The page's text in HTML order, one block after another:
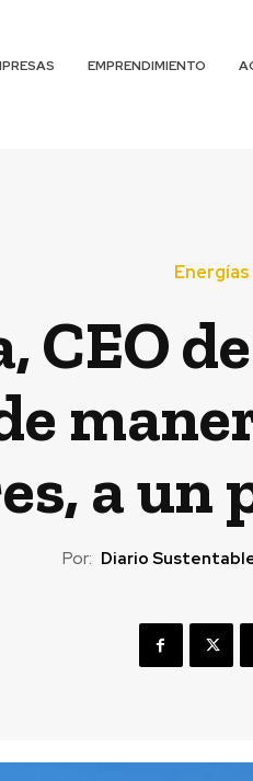
EMPRENDIMIENTO
CEO
a un
Por: Diario